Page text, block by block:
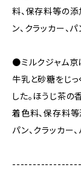
料、保存料等の添
ン、クラッカー、
●ミルクジャム
牛乳と砂糖をじ
した。ほうじ茶の
着色料、保存料
パン、クラッカー